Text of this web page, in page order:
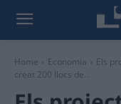
Home Economia
Els
creat 200 llocs de...